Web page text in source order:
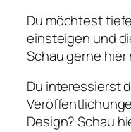
Du möchtest
einsteigen und
Schau gerne hier
Du interessierst
Design? Schau